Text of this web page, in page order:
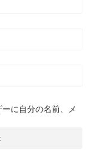
に自分の名前、メ